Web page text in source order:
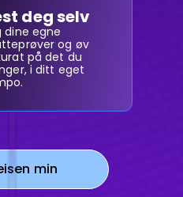
deg selv
dine egne
og øv
på det du
i ditt eget
min